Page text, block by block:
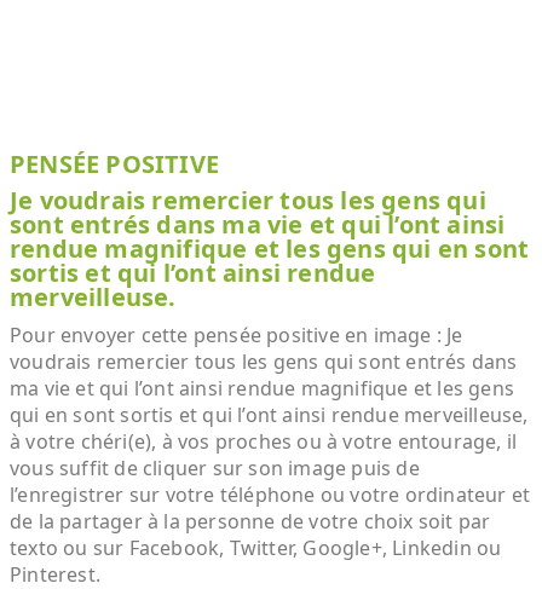
PENSÉE POSITIVE
Je voudrais remercier tous les gens qui
sont entrés dans ma vie et qui l’ont ainsi
rendue magnifique et les gens qui en sont
sortis et qui l’ont ainsi rendue
merveilleuse.
Pour envoyer cette pensée positive en image : Je
voudrais remercier tous les gens qui sont entrés dans
ma vie et qui l’ont ainsi rendue magnifique et les gens
qui en sont sortis et qui l’ont ainsi rendue merveilleuse,
à votre chéri(e), à vos proches ou à votre entourage, il
vous suffit de cliquer sur son image puis de
l’enregistrer sur votre téléphone ou votre ordinateur et
de la partager à la personne de votre choix soit par
texto ou sur Facebook, Twitter, Google+, Linkedin ou
Pinterest.